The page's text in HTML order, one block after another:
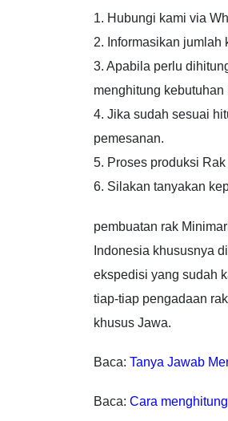
1. Hubungi kami via
2. Informasikan jumlah
3. Apabila perlu
menghitung
4. Jika sudah sesuai
pemesanan.
5. Proses produksi
6. Silakan tanyakan
pembuatan rak
Indonesia khususnya
ekspedisi yang sudah
tiap-tiap pengadaan
khusus Jawa.
Baca: Tanya Jawab
Baca: Cara